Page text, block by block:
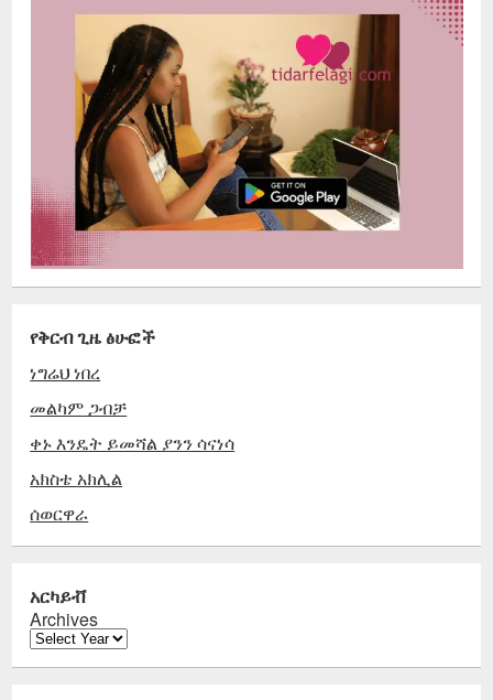
የቅርብ ጊዜ ፅሁፎች
ነግሬህ ነበረ
መልካም ጋብቻ
ቀኑ እንዴት ይመሻል ያንን ሳናነሳ
አክስቴ አክሊል
ሰወርዋራ
አርካይቭ
Archives